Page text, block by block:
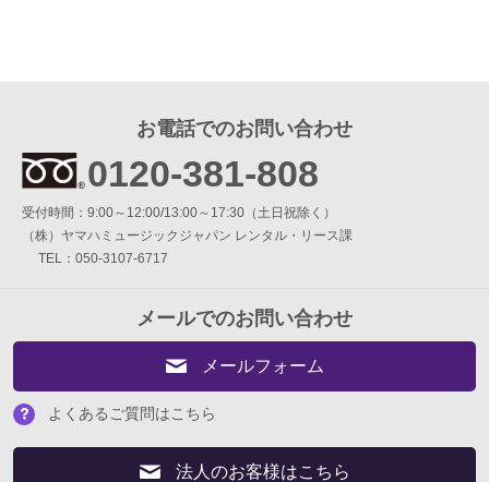
0120-381-808
受付時間：
（土・日・祝日を除く）
（株）ヤマハミュージックジャパン レンタル・リース課
メールでのお問い合わせ
メールフォーム
よくあるご質問はこちら
お電話でのお問い合わせ
0120-381-808
受付時間：9:00～12:00/13:00～17:30（土日祝除く）
（株）ヤマハミュージックジャパン レンタル・リース課
TEL：050-3107-6717
メールでのお問い合わせ
メールフォーム
よくあるご質問はこちら
法人のお客様はこちら